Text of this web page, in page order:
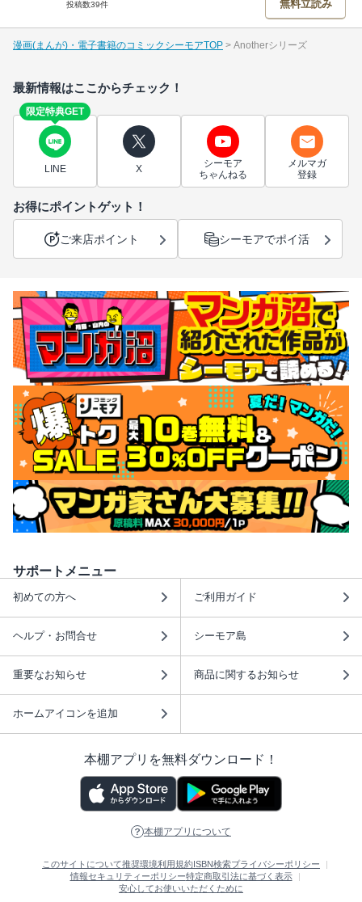
投稿数39件
無料立読み
漫画(まんが)・電子書籍のコミックシーモアTOP Anotherシリーズ
最新情報はここからチェック！
限定特典GET
LINE X
シーモア
ちゃんねる
メルマガ
登録
お得にポイントゲット！
ご来店ポイント シーモアでポイ活
サポートメニュー
初めての方へ ご利用ガイド
ヘルプ・お問合せ シーモア島
重要なお知らせ 商品に関するお知らせ
ホームアイコンを追加
本棚アプリを無料ダウンロード！
本棚アプリについて
このサイトについて推奨環境利用規約 ISBN検索プライバシーポリシー
情報セキュリティーポリシー特定商取引法に基づく表示
安心してお使いいただくために